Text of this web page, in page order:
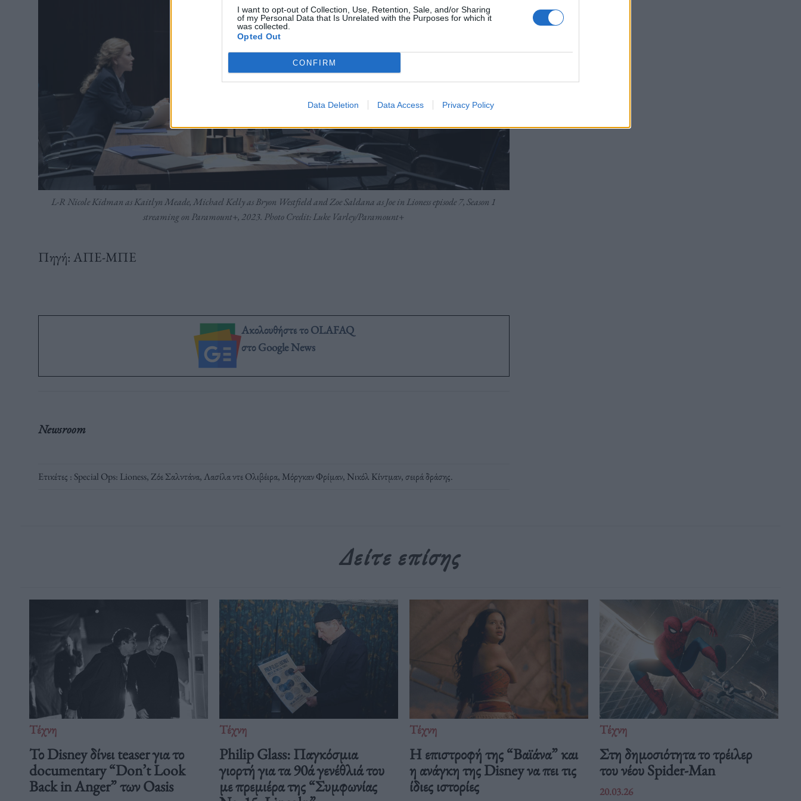
I want to opt-out of Collection, Use, Retention, Sale, and/or Sharing
of my Personal Data that Is Unrelated with the Purposes for which it
was collected.
Opted Out
CONFIRM
Data Deletion Data Access Privacy Policy
L-R Nicole Kidman as Kaitlyn Meade, Michael Kelly as Bryon Westfield and Zoe Saldana as Joe in Lioness episode 7, Season 1
streaming on Paramount+, 2023. Photo Credit: Luke Varley/Paramount+
Πηγή: ΑΠΕ-ΜΠΕ
Ακολουθήστε το OLAFAQ
στο Google News
Newsroom
Ετικέτες : Special Ops: Lioness,Ζόε Σαλντάνα,Λασίλα ντε Ολιβέιρα, Μόργκαν Φρίμαν, Νικόλ Κίντμαν,σειρά δράσης.
Δείτε επίσης
Τέχνη
Το Disney δίνει teaser για το
documentary “Don’t Look
Back in Anger” των Oasis
Τέχνη
Philip Glass: Παγκόσμια
γιορτή για τα 90ά γενέθλιά του
με πρεμιέρα της “Συμφωνίας
Τέχνη
Η επιστροφή της “Βαϊάνα” και
η ανάγκη της Disney να πει τις
ίδιες ιστορίες
Τέχνη
Στη δημοσιότητα το τρέιλερ
του νέου Spider-Man
20.03.26